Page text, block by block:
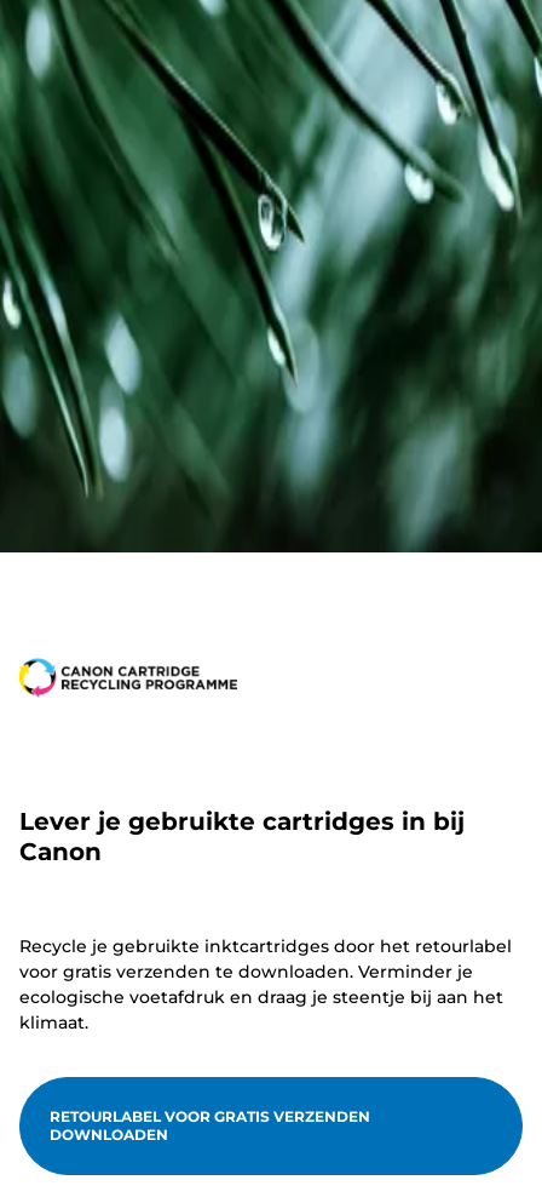
Lever je gebruikte cartridges in bij
Canon
Recycle je gebruikte inktcartridges door het retourlabel
voor gratis verzenden te downloaden. Verminder je
ecologische voetafdruk en draag je steentje bij aan het
klimaat.
RETOURLABEL VOOR GRATIS VERZENDEN
DOWNLOADEN